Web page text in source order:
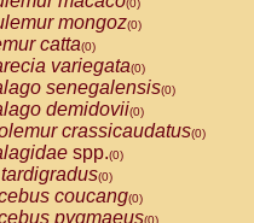
fusca(0)
seniculus
spp.(0)
belzebuth(0)
geoffroyi(0)
paniscus(0)
spp.(0)
lagothricha
lagothricha cana
calvus rubicundus
(0)
mongoz(0)
catta(0)
variegata(0)
senegalensis(0)
demidovii(0)
crassicaudatus(0)
spp.(0)
(0)
coucang(0)
pygmaeus(0)